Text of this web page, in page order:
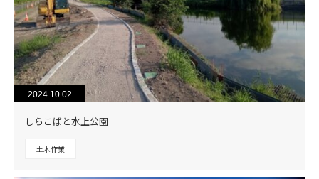
2024.10.02
しらこばと水上公園
土木作業